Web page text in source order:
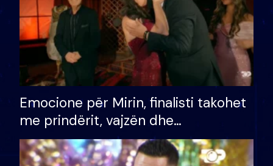
Emocione për Mirin, finalisti takohet
me prindërit, vajzën dhe
bashkëshorten: S’kemi ndonjë letër
divorci apo jo?